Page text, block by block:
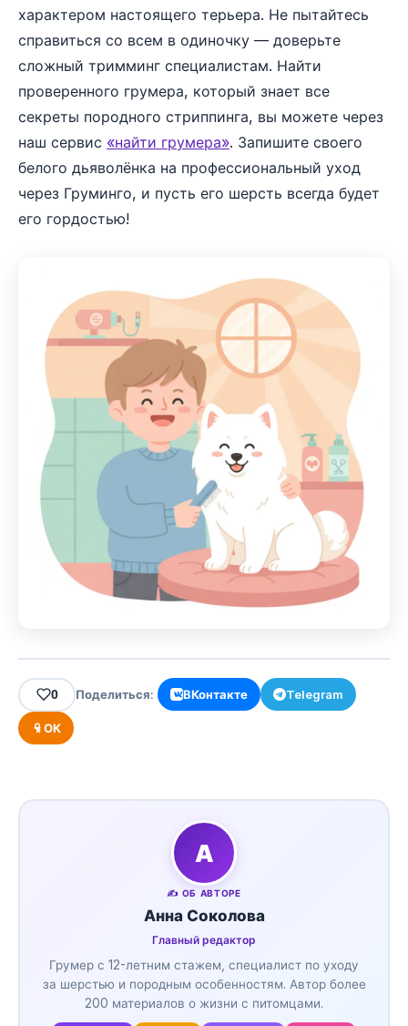
характером настоящего терьера. Не пытайтесь
справиться со всем в одиночку — доверьте
сложный тримминг специалистам. Найти
проверенного грумера, который знает все
секреты породного стриппинга, вы можете через
наш сервис «найти грумера». Запишите своего
белого дьяволёнка на профессиональный уход
через Груминго, и пусть его шерсть всегда будет
его гордостью!
0 Поделиться: ВКонтакте Telegram
ОК
А
✍️ ОБ АВТОРЕ
Анна Соколова
Главный редактор
Грумер с 12-летним стажем, специалист по уходу
за шерстью и породным особенностям. Автор более
200 материалов о жизни с питомцами.